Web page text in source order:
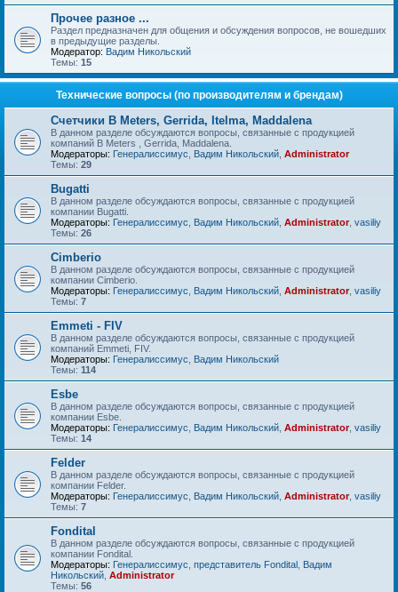
Прочее разное ...
Раздел предназначен для общения и обсуждения вопросов, не вошедших
в предыдущие разделы.
Модератор: Вадим Никольский
Темы: 15
Технические вопросы (по производителям и брендам)
Счетчики B Meters, Gerrida, Itelma, Maddalena
В данном разделе обсуждаются вопросы, связанные с продукцией
компаний B Meters , Gerrida, Maddalena.
Модераторы: Генералиссимус Вадим Никольский Administrator
Темы: 29
Bugatti
В данном разделе обсуждаются вопросы, связанные с продукцией
компании Bugatti.
Модераторы: Генералиссимус Вадим Никольский Administrator, vasiliy
Темы: 26
Cimberio
В данном разделе обсуждаются вопросы, связанные с продукцией
компании Cimberio.
Модераторы: Генералиссимус Вадим Никольский Administrator, vasiliy
Темы: 7
Emmeti - FIV
В данном разделе обсуждаются вопросы, связанные с продукцией
компаний Emmeti, FIV.
Модераторы: Генералиссимус
Вадим Никольский
Темы: 114
Esbe
В данном разделе обсуждаются вопросы, связанные с продукцией
компании Esbe.
Модераторы: Генералиссимус Вадим Никольский Administrator, vasiliy
Темы: 14
Felder
В данном разделе обсуждаются вопросы, связанные с продукцией
компании Felder.
Модераторы: Генералиссимус Вадим Никольский Administrator, vasiliy
Темы: 7
Fondital
В данном разделе обсуждаются вопросы, связанные с продукцией
компании Fondital.
Модераторы: Генералиссимус представитель Fondital Вадим
Никольский Administrator
Темы: 56